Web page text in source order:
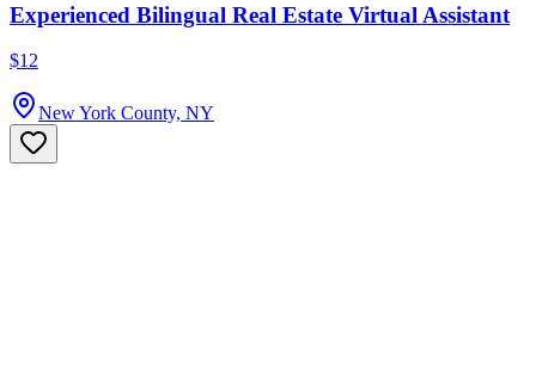
Experienced Bilingual Real Estate Virtual Assistant
$12
New York County, NY